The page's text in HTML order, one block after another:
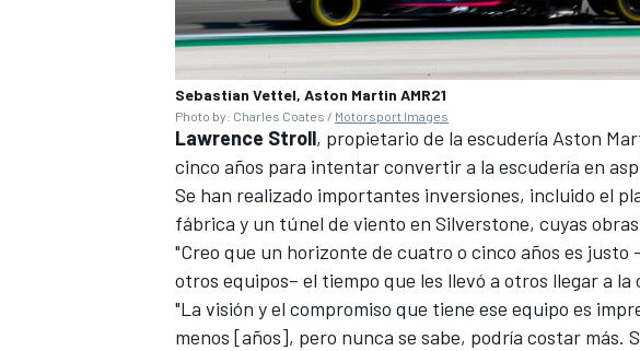
Sebastian Vettel, Aston Martin AMR21
Photo by: Charles Coates / Motorsport Images
Lawrence Stroll, propietario de la escudería Aston
cinco años para intentar convertir a la escudería en
Se han realizado importantes inversiones, incluido el
fábrica y un túnel de viento en Silverstone, cuyas
"Creo que un horizonte de cuatro o cinco años es justo
otros equipos– el tiempo que les llevó a otros llegar a la
"La visión y el compromiso que tiene ese equipo es
menos [años], pero nunca se sabe, podría costar más.